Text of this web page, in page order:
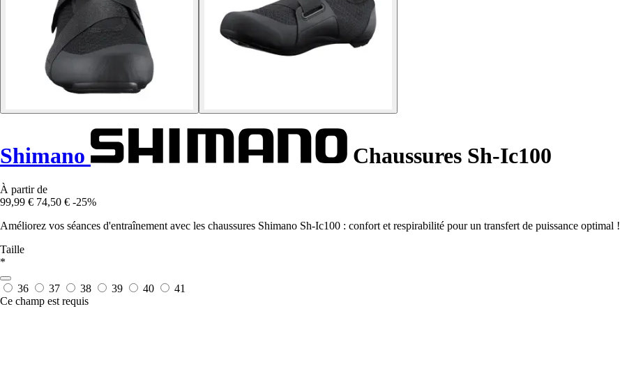
Shimano Chaussures Sh-Ic100
À partir de
99,99 € 74,50 € -25%
Améliorez vos séances d'entraînement avec les chaussures Shimano Sh-Ic100 : confort et respirabilité pour un transfert de puissance optimal !
Taille
*
36 37 38 39 40
41
Ce champ est requis